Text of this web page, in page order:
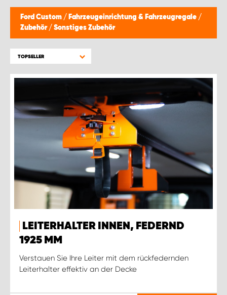
Ford Custom / Fahrzeugeinrichtung & Fahrzeugregale /
Zubehör / Sonstiges Zubehör
TOPSELLER
LEITERHALTER INNEN, FEDERND
1925 MM
Verstauen Sie Ihre Leiter mit dem rückfedernden
Leiterhalter effektiv an der Decke